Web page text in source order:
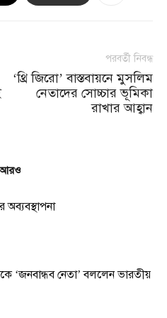
পরবর্তী নিবন্ধ
‘থ্রি জিরো’ বাস্তবায়নে মুসলিম
নেতাদের সোচ্চার ভূমিকা
রাখার আহ্বান
আরও
‘জনবান্ধব নেতা’ বললেন ভারতীয়